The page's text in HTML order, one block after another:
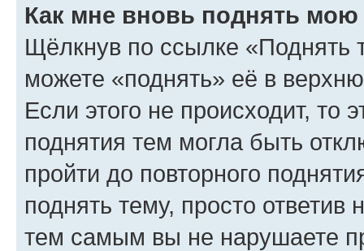
Как мне вновь поднять мою
Щёлкнув по ссылке «Поднять
можете «поднять» её в
Если этого не происходит, то
поднятия тем могла быть
пройти до повторного
поднять тему, просто ответив
тем самым вы не нарушаете